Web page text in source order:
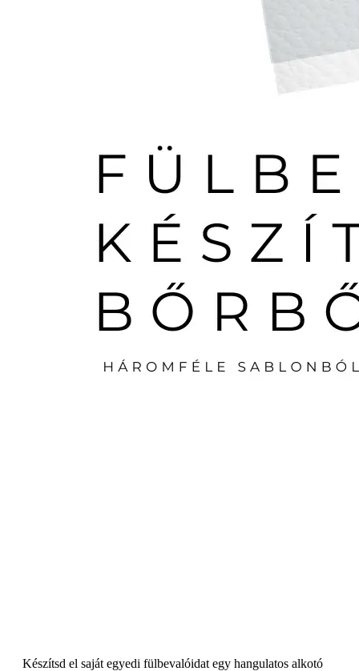
Készítsd el saját egyedi fülbevalóidat egy hangulatos alkotó